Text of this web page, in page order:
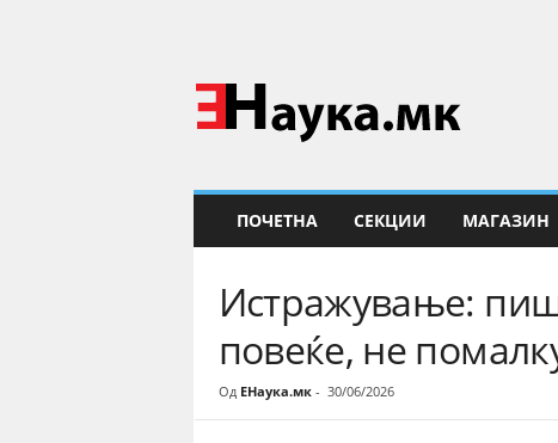
Н
а
у
ПОЧЕТНА СЕКЦИИ МАГАЗИН
Истражување:
повеќе, не
Од ЕНаука.мк- 30/06/2026